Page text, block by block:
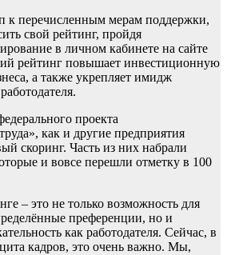
к перечисленным мерам поддержки,
свой рейтинг, пройдя
в личном кабинете на сайте
рейтинг повышает инвестиционную
а также укрепляет имидж
проекта
как и другие предприятия
скоринг. Часть из них набрали
и вовсе перешли отметку в 100
– это не только возможность для
преференции, но и
как работодателя. Сейчас, в
кадров, это очень важно. Мы,